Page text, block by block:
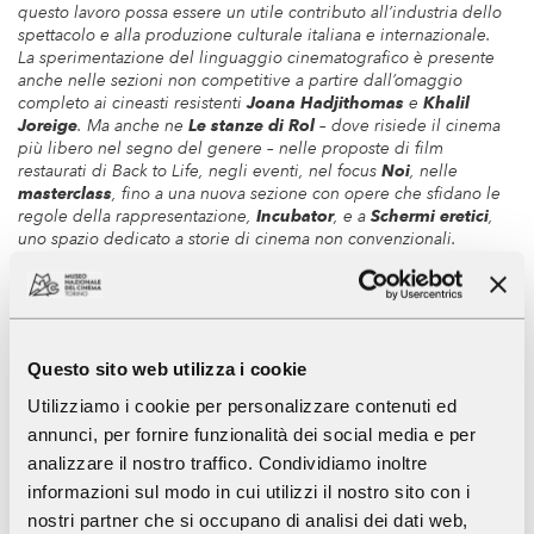
Questo sito web utilizza i cookie
Utilizziamo i cookie per personalizzare contenuti ed
annunci, per fornire funzionalità dei social media e per
analizzare il nostro traffico. Condividiamo inoltre
informazioni sul modo in cui utilizzi il nostro sito con i
nostri partner che si occupano di analisi dei dati web,
questo lavoro possa essere un utile contributo all’industria dello
spettacolo e alla produzione culturale italiana e internazionale.
La sperimentazione del linguaggio cinematografico è presente
anche nelle sezioni non competitive a partire dall’omaggio
completo ai cineasti resistentiJoana Hadjithomas e Khalil
Joreige. Ma anche ne Le stanze di Rol– dove risiede il cinema
più libero nel segno del genere – nelle proposte di film
restaurati di Back to Life, negli eventi, nel focus Noi, nelle
masterclass, fino a una nuova sezione con opere che sfidano le
regole della rappresentazione, Incubator, e aSchermi eretici,
uno spazio dedicato a storie di cinema non convenzionali.
normalità di un sistema dove la sala è protagonista e per questo
presentiamo opere della prossima stagione cinematografica che
innovazione.
L a sezione fuori concorso
Tracce di teatro - Il respiro della
, dedicata alle contaminazioni tra cinema e teatro, ha
quest’anno una grande forza, a testimoniare la creatività che ha
contraddistinto il lungo periodo di chiusura forzata dei
palcoscenici. La nostra attenzione per i temi sociali si esprime
attraverso i contenuti delle opere scelte, molte attività con il